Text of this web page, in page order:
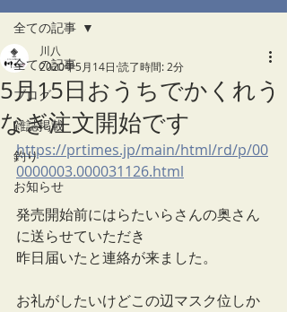
全ての記事
ブログ
雑誌掲載
釣り
お知らせ
全ての記事
5月15日おうちでかくれう
なぎ注文開始です
川八
2020年5月14日 読了時間: 2分
https://prtimes.jp/main/html/rd/p/00
0000003.000031126.html
発売開始前にはらたいらさんの奥さん
に送らせていただき
昨日届いたと連絡が来ました。
お礼がしたいけどこの辺マスク位しか